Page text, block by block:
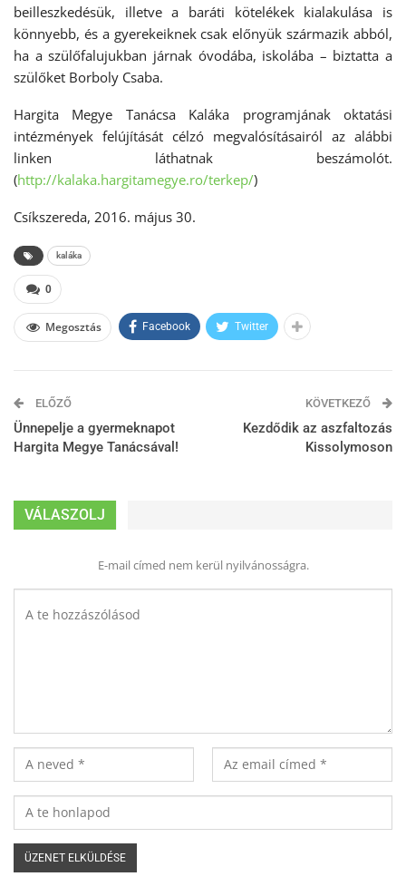
beilleszkedésük, illetve a baráti kötelékek kialakulása is
könnyebb, és a gyerekeiknek csak előnyük származik abból,
ha a szülőfalujukban járnak óvodába, iskolába – biztatta a
szülőket Borboly Csaba.
Hargita Megye Tanácsa Kaláka programjának oktatási
intézmények felújítását célzó megvalósításairól az alábbi
linken láthatnak beszámolót.
(http://kalaka.hargitamegye.ro/terkep/)
Csíkszereda, 2016. május 30.
kaláka
0
Megosztás Facebook Twitter
ELŐZŐ
Ünnepelje a gyermeknapot
Hargita Megye Tanácsával!
KÖVETKEZŐ
Kezdődik az aszfaltozás
Kissolymoson
VÁLASZOLJ
E-mail címed nem kerül nyilvánosságra.